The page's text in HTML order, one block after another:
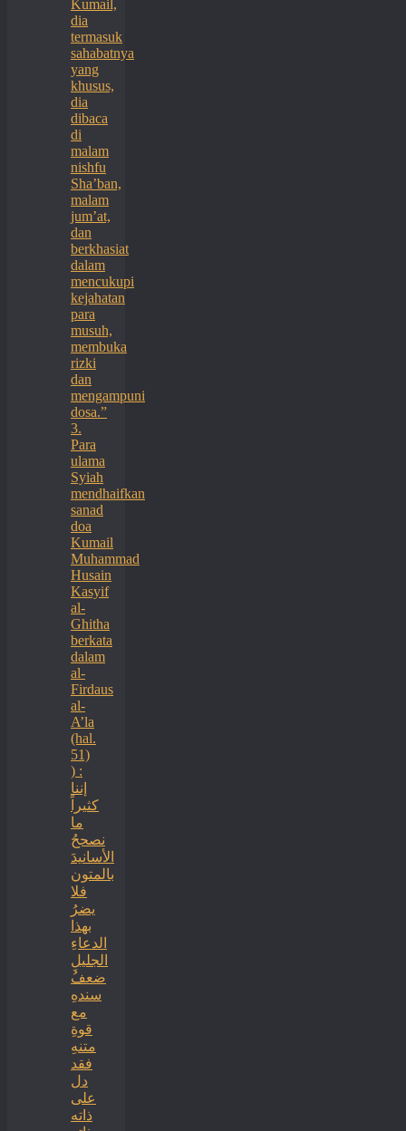
Kumail,
dia
termasuk
sahabatnya
yang
khusus,
dia
dibaca
di
malam
nishfu
Sha’ban,
malam
jum’at,
dan
berkhasiat
dalam
mencukupi
kejahatan
para
musuh,
membuka
rizki
dan
mengampuni
dosa.”
3.
Para
ulama
Syiah
mendhaifkan
sanad
doa
Kumail
Muhammad
Husain
Kasyif
al-
Ghitha
berkata
dalam
al-
Firdaus
al-
A’la
(hal.
51)
) :
إننا
كثيراً
ما
نصححُ
الأسانيدَ
بالمتون
فلا
يضرُ
بهذا
الدعاءِ
الجليلِ
ضعفُ
سندهِ
مع
قوةِ
متنهِ
فقد
دل
على
ذاته